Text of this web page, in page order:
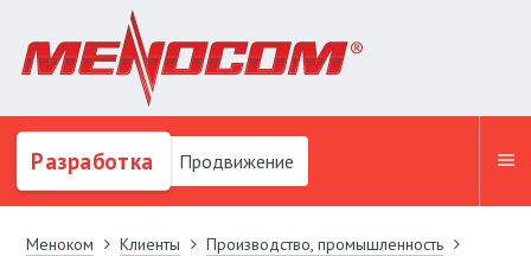
Разработка Продвижение
Меноком Клиенты
Производство, промышленность